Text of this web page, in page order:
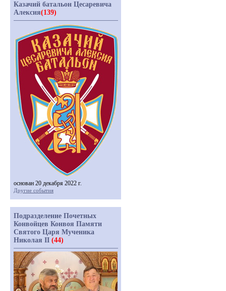
Казачий батальон Цесаревича
Алексия(139)
основан 20 декабря 2022 г.
Другие события
Подразделение Почетных
Конвойцев Конвоя Памяти
Святого Царя Мученика
Николая II (44)